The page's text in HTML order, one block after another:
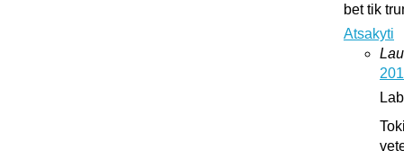
bet tik
Atsakyti